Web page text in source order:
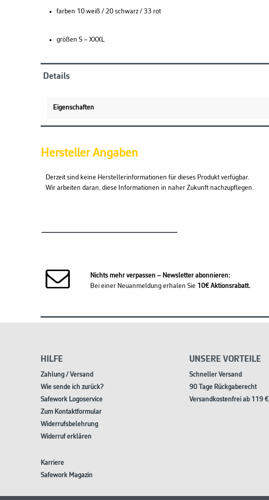
farben 10 weiß / 20 schwarz / 33 rot
größen S – XXXL
Details
Eigenschaften
Hersteller Angaben
Derzeit sind keine Herstellerinformationen für dieses Produkt verfügbar.
Wir arbeiten daran, diese Informationen in naher Zukunft nachzupflegen.
Nichts mehr verpassen – Newsletter abonnieren:
Bei einer Neuanmeldung erhalen Sie 10€ Aktionsrabatt.
HILFE
Zahlung / Versand
Wie sende ich zurück?
Safework Logoservice
Zum Kontaktformular
Widerrufsbelehrung
Widerruf erklären
Karriere
Safework Magazin
UNSERE VORTEILE
Schneller Versand
90 Tage Rückgaberecht
Versandkostenfrei ab 119 €